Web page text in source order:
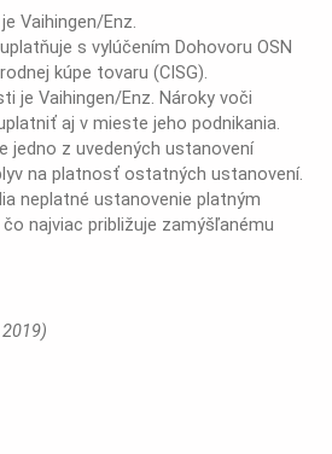
Vaihingen/Enz.
s vylúčením Dohovoru OSN
kúpe tovaru (CISG).
je Vaihingen/Enz. Nároky voči
aj v mieste jeho podnikania.
jedno z uvedených ustanovení
na platnosť ostatných ustanovení.
neplatné ustanovenie platným
najviac približuje zamýšľanému